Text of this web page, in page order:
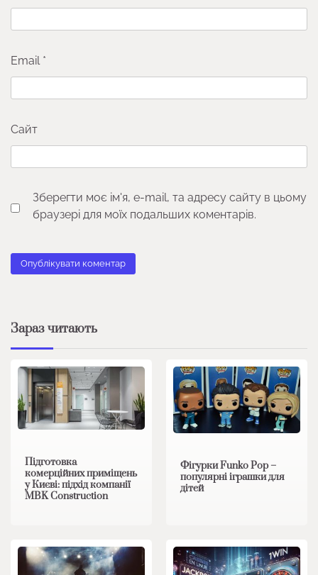
Email *
Сайт
Зберегти моє ім'я, e-mail, та адресу сайту в цьому
браузері для моїх подальших коментарів.
Зараз читають
Підготовка
комерційних приміщень
у Києві: підхід компанії
MBK Construction
Фігурки Funko Pop –
популярні іграшки для
дітей